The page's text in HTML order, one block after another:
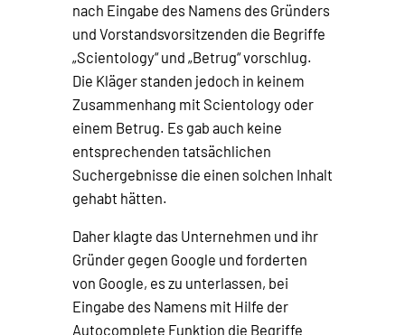
nach Eingabe des Namens des Gründers
und Vorstandsvorsitzenden die Begriffe
„Scientology“ und „Betrug“ vorschlug.
Die Kläger standen jedoch in keinem
Zusammenhang mit Scientology oder
einem Betrug. Es gab auch keine
entsprechenden tatsächlichen
Suchergebnisse die einen solchen Inhalt
gehabt hätten.
Daher klagte das Unternehmen und ihr
Gründer gegen Google und forderten
von Google, es zu unterlassen, bei
Eingabe des Namens mit Hilfe der
Autocomplete Funktion die Begriffe